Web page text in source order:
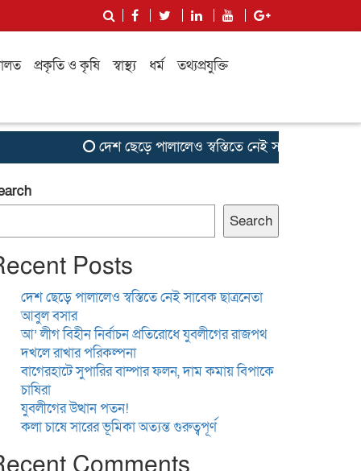
প্রকৃতি ও কৃষি স্বাস্থ্য ধর্ম
তথ্যপ্রযুক্তি
দেশ ছেড়ে পালালেও স্বস্তিতে নেই সাবেক ছাত্রনেতা
Search
Posts
দেশ ছেড়ে পালালেও স্বস্তিতে নেই সাবেক ছাত্রনেতা
আবুল বসার
আ’ লীগ বিহীন নির্বাচন প্রতিরোধে যুবলীগের রাজপথ
দখলে রাখার পরিকল্পনা
বাগেরহাটে সুপারির বাম্পার ফলন, দাম কমায় বিপাকে
চাষিরা
যুবলীগের উত্থান পতন!
কলা চাষে সারের ভূমিকা অত্যন্ত গুরুত্বপূর্ণ